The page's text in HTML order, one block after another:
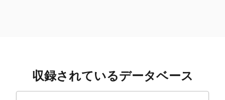
収録されているデータベース